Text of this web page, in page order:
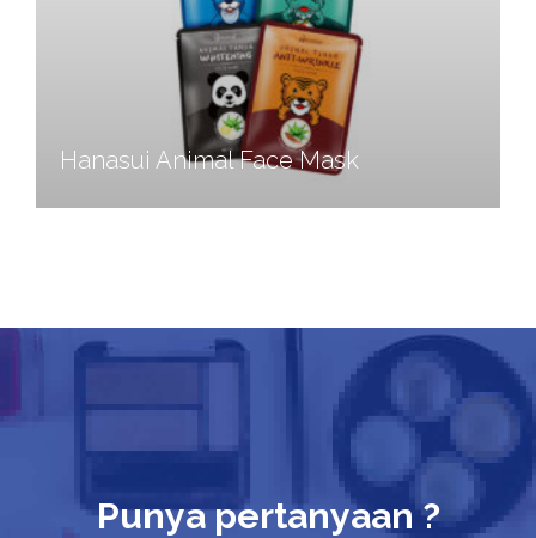
Hanasui Animal Face Mask
Punya pertanyaan ?